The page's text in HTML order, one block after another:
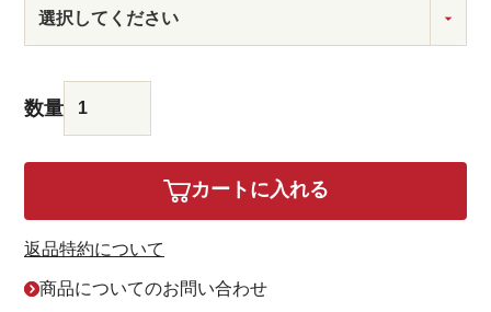
カートに入れる
返品特約について
商品についてのお問い合わせ